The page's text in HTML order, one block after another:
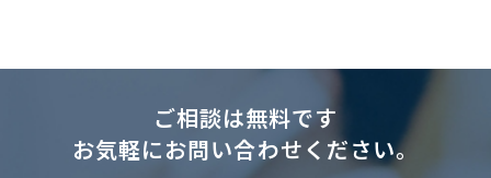
ご相談は無料です
お気軽にお問い合わせください。